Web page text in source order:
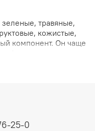
травяные,
кожистые,
компонент. Он чаще
Ещё
духах. В
за которого имеет
25-0